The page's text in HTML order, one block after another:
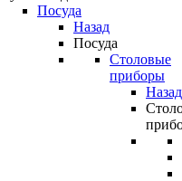
Посуда
Назад
Посуда
Столовые
приборы
Назад